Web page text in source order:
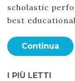
scholastic
best
Continua
I PIÙ LETTI